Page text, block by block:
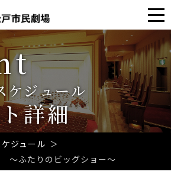
ケジュール
詳細
ジュール ＞
～ふたりのビッグショー～